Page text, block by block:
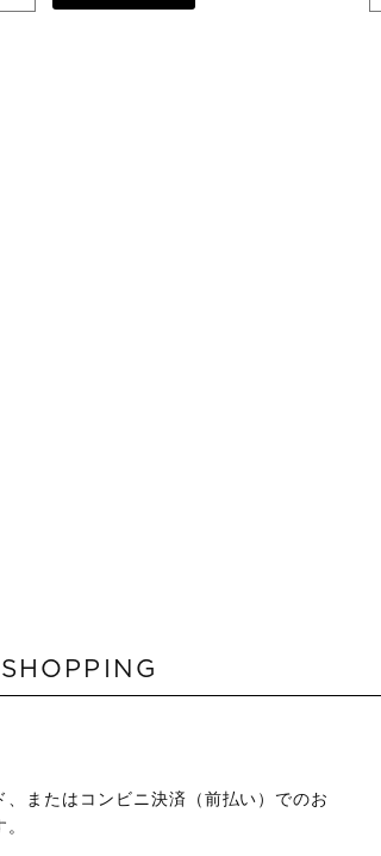
、またはコンビニ決済（前払い）でのお